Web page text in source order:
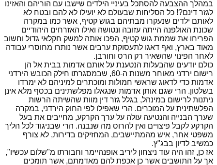
במהלך ההצבעה להסתכל בעיניי הילדים שישבו עם הוריהם והאזינו
לגזר דינם?! כל הסליחות שבעולם לא יועילו לא להם ובטח לא
לאותם ילדים שנעקרו מבתיהם בגוש קטיף, אשר כמו במקרה
שכונת האולפנה הייתה עזובה ונטושה ואילו האזרחים היהודיים
הפריחו את שממת גוש קטיף, הפכו אותה למשק חקלאי גדול וחשוב
מאוד בארץ, ואף דאגו לתעסוקת ערבים אשר נותרו מחוסרי עבודה
לאחר הפינוי שהשאיר רק הרס וחורבן.
כולם יודעים שהבעלות הנטענת על אותם אדמות בבית אל הן
רישום ירדני מאוחר משנות ה-60, שבמסגרתו חילק הכובש הירדני
אדמות כדי לדאוג שראשי חמולות ומוכתרים למיניהם לא ימרדו
בשלטון. הרי שגם אותן אדמות שנגאלו מפלשתינים בכסף מלא אינן
ניתנות לרישום במינהל, בגלל גזר דין מוות שהשיתה הרשות
הפלשתינית על המוכרים. הרי שאפילו לפי החוק הירדני, במקרה
שערך הבנייה והנטיעה עולה על ערך הקרקע, מחייבים את בעל
הקרקע לקבל פיצויים ואין להרוס מה שנבנה. הרי שבניגוד לכל הליך
משפטי אחר, איש מהמתיישבים, המחזיקים בדירות, לא צורף
כמשיב לדיון בבג"ץ.
אז כן, זהו היה עוד ניצחון ליריב אופנהיימר וחבורתו מ"שלום עכשיו",
אך על התושבים אשר כן אכפת להם מאדמתם, אשר תומכים